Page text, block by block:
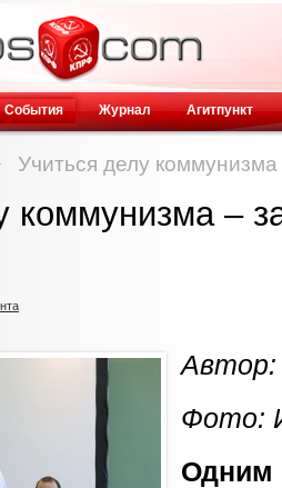
События Журнал Агитпункт
Учиться делу
коммунизма –
Фото:
Одним